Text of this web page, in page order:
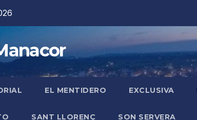
EL MENTIDERO EXCLUSIVA
SANT LLORENÇ SON SERVERA